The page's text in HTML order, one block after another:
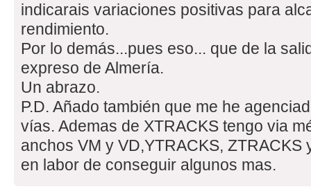
indicarais variaciones positivas para
rendimiento.
Por lo demás...pues eso... que de la
expreso de Almería.
Un abrazo.
P.D. Añado también que me he
vías. Ademas de XTRACKS tengo via
anchos VM y VD,YTRACKS, ZTRACKS
en labor de conseguir algunos mas.